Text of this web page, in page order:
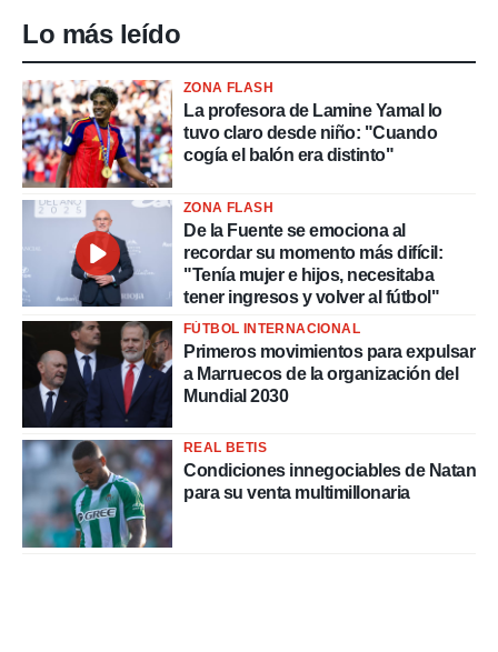
Lo más leído
ZONA FLASH
La profesora de Lamine Yamal lo
tuvo claro desde niño: "Cuando
cogía el balón era distinto"
ZONA FLASH
De la Fuente se emociona al
recordar su momento más difícil:
"Tenía mujer e hijos, necesitaba
tener ingresos y volver al fútbol"
FÚTBOL INTERNACIONAL
Primeros movimientos para expulsar
a Marruecos de la organización del
Mundial 2030
REAL BETIS
Condiciones innegociables de Natan
para su venta multimillonaria